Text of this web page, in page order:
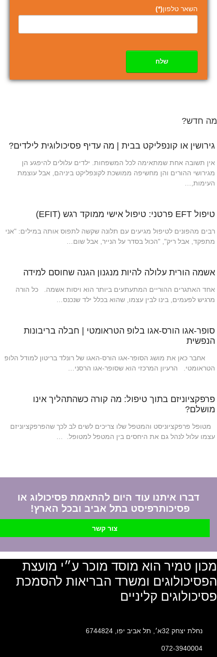
השאר טלפון(*)
שלח
מה חדש?
גירושין או קונפליקט בבית | מה עדיף פסיכולוגית לילדים?
אין תשובה אחת שמתאימה לכל המשפחות. ילדים עלולים להיפגע הן
מגירושי ההורים והן מחשיפה ממושכת לקונפליקט ביניהם, אבל עוצמת
העימות,…
טיפול EFT פרטני: טיפול אישי ממוקד רגש (EFIT)
רבים מהפונים לטיפול מגיעים עם תלונה שקשה לתפוס אותה במילים: "אני
מתפקד, אבל ריק", "הכול בסדר על הנייר, אבל שום…
אשמה הורית עלולה להיות מנגנון הגנה שחוסם למידה
אחד האתגרים ההוריים המתעתעים ביותר הוא ויסות אשמה. כל הורה
מרגיש לפעמים, בינו לבין עצמו, שהוא בכלל ילד שנכנס…
סופר-אגו הורס-אגו בלופ הטראומטי | חבלה בריבונות
הנפשית
אחבר כאן את מושג הסופר-אגו הורס-האגו של רונלד בריטון למודל הלופ
הטראומטי. הרעיון המרכזי הוא שסופר-אגו הרסני…
פרפקציוניזם בתוך טיפול: מה קורה כשהתהליך אינו
מושלם?
מטופל פרפקציוניסט והמטפל שלו צריכים לשים לב לכך שהפרפקציוניזם
עצמו עלול לנהל גם את היחסים בין המטפל למטופל. …
דברו איתנו עוד היום להתאמת פסיכולוג או
פסיכותרפיסט בתל אביב ובכל הארץ!
צור קשר
מכון טמיר הוא מוסד מוכר ע״י מועצת
הפסיכולוגים ומשרד הבריאות להסמכת
פסיכולוגים קליניים
נחלת יצחק 32א׳, תל אביב יפו, 6744824
072-3940004